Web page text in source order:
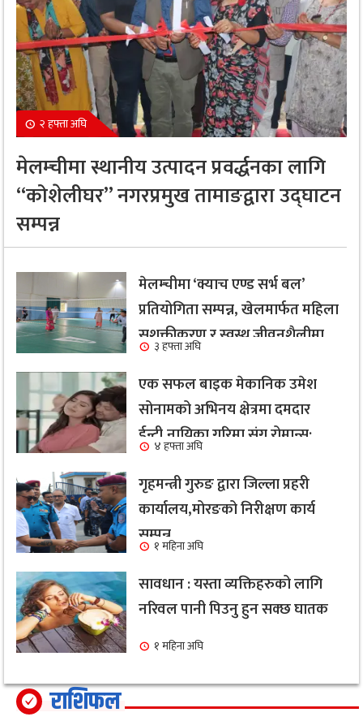
२ हफ्ता अघि
मेलम्चीमा स्थानीय उत्पादन प्रवर्द्धनका लागि
“कोशेलीघर” नगरप्रमुख तामाङद्वारा उद्घाटन
सम्पन्न
मेलम्चीमा ‘क्याच एण्ड सर्भ बल’
प्रतियोगिता सम्पन्न, खेलमार्फत महिला
सशक्तीकरण र स्वस्थ जीवनशैलीमा
जोड
३ हफ्ता अघि
एक सफल बाइक मेकानिक उमेश
सोनामको अभिनय क्षेत्रमा दमदार
ईन्ट्री,नायिका गरिमा संग रोमान्स:
हेर्नुहोस भिडियो ।
४ हफ्ता अघि
गृहमन्त्री गुरुङ द्वारा जिल्ला प्रहरी
कार्यालय,मोरङको निरीक्षण कार्य
सम्पन्न१ महिना अघि
सावधान : यस्ता व्यक्तिहरुको लागि
नरिवल पानी पिउनु हुन सक्छ घातक
१ महिना अघि
राशिफल